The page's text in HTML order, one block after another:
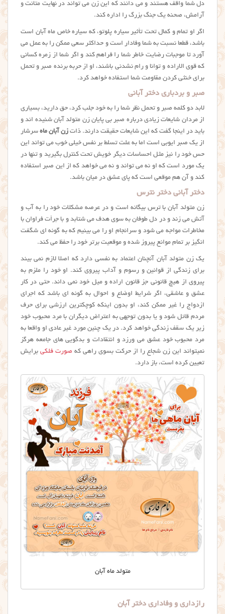
دل شما واقف هستند و می دانند که این زن می تواند در نهایت متانت و
آرامش، صحنه یک جنگ بزرگ را اداره کند.
اگر او تمام و کمال تحت تأثیر سیاره پلوتو، که سیاره خاص ماه آبان است
باشد، قطعا نسبت به شما وفادار است و حداکثر سعی ممکن را به عمل می
آورد تا موجبات رضایت خاطر شما را فراهم کند و اگر شما از زمره کسانی
که قوی الاراده و توانا و رام نشدنی باشند، او از حربه برنده صبر و تحمل
برای خنثی کردن مقاومت شما استفاده خواهد کرد.
صبر و بردباری دختر آبانی
لابد دو کلمه صبر و تحمل نظر شما را به خود جلب کرد، حق دارید، بسیاری
از مردان شایعات زیادی درباره صبر بی پایان زن متولد آبان شنیده اند و
باید در اینجا گفت که این شایعات حقیقت دارند. ذات زن آبان ماه سرشار
از یک صبر ایوبی است اما به علت تسلط بر نفس خیلی خوب می تواند این
حس خود را نیز مثل احساسات دیگر خویش تحت کنترل بگیرید و تنها در
یک مورد است که او نه می تواند و نه می خواهد که از این صبر استفاده
کند و آن هم موقعی است که پای عشق در میان باشد.
دختر آبانی دختر نترس
زن متولد آبان با ترس بیگانه است و در عرصه مشکلات خود را به آب و
آتش می زند و در دل طوفان به سوی هدف می شتابد و با جرأت فراوان با
مخاطرات مواجه می شود و سرانجام او را می بینیم که به گونه ای شگفت
انگیز بر تمام موانع پیروز شده و موقعیت برتر خود را حفظ می کند.
یک زن متولد آبان آنچنان اعتماد به نفسی دارد که اصلا لازم نمی بیند
برای زندگی از قوانین و رسوم و آداب پیروی کند. او خود را ملزم به
پیروی از هیچ قانونی جز قانون اراده و میل خود نمی داند. حتی در کار
عشق و عاشقی، اگر شرایط اوضاع و احوال به گونه ای باشد که اجرای
ازدواج را غیر ممکن کند، او بدون اینکه کوچکترین ارزشی برای حرف
مردم قائل شود و یا بدون توجهی به اعتراض دیگران با مرد محبوب خود
زیر یک سقف زندگی خواهد کرد. در یک چنین مورد غیر عادی او واقعا به
مرد محبوب خود عشق می ورزد و انتقادات و بدگویی های جامعه هرگز
نمیتواند این زن شجاع را از حرکت بسوی راهی که صورت فلکی برایش
تعیین کرده است، باز دارد.
متولد ماه آبان
رازداری و وفاداری دختر آبان